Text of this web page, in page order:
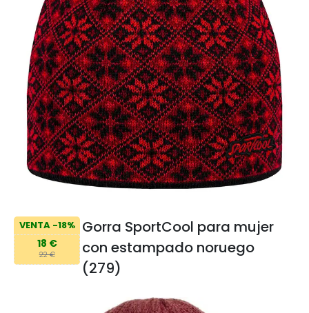
VENTA -18%
18 €
22 €
Gorra SportCool para mujer
con estampado noruego
(279)